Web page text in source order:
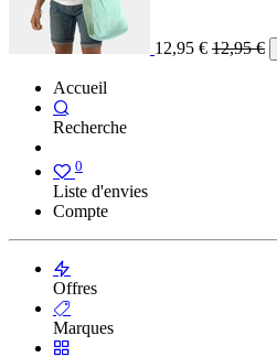
12,95 € 12,95€
Accueil
Recherche
0
Liste d'envies
Compte
Offres
Marques